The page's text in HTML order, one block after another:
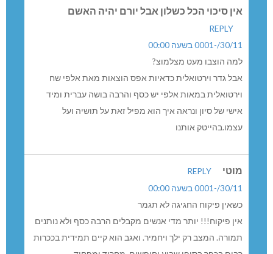
אין סיכוי הכל כשלון אבל יורם יהיה האשם
REPLY
30/11/-0001 בשעה 00:00
למה הוצבו מעט מצלמוצ?
אבל גדר וירטואלית כדאיות אפס הוצאות מאת אלפי שח
וירטואלית במאות אלפי יש כסף והרבה בושה עברית ומיד
אישי של סיון ונראה איך הוא מפיל זאת על תושיה ועל
עצמו.בהייטק אותנו
מוטי
REPLY
30/11/-0001 בשעה 00:00
כשאין פיקוח החגיגה לא תגמר
אין פיקוח!!! יותר מדי אנשים מקבלים הרבה כסף ולא נותנים
תמורה. המצב רק ילך ויחמיר. ואגב הוא קיים תמידית בככרות